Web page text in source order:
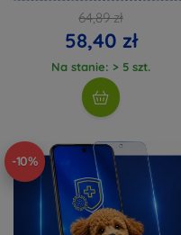
64,89 zł
58,40 zł
Na stanie: > 5 szt.
-10%